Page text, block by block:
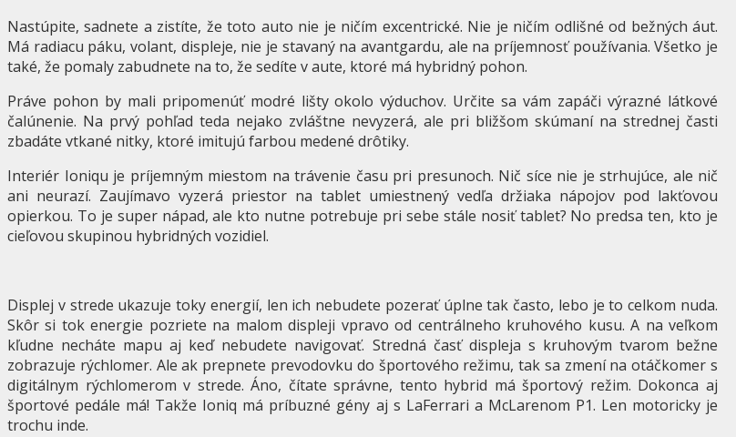
Nastúpite, sadnete a zistíte, že toto auto nie je ničím excentrické. Nie je ničím odlišné od bežných áut.
Má radiacu páku, volant, displeje, nie je stavaný na avantgardu, ale na príjemnosť používania. Všetko je
také, že pomaly zabudnete na to, že sedíte v aute, ktoré má hybridný pohon.
Práve pohon by mali pripomenúť modré lišty okolo výduchov. Určite sa vám zapáči výrazné látkové
čalúnenie. Na prvý pohľad teda nejako zvláštne nevyzerá, ale pri bližšom skúmaní na strednej časti
zbadáte vtkané nitky, ktoré imitujú farbou medené drôtiky.
Interiér Ioniqu je príjemným miestom na trávenie času pri presunoch. Nič síce nie je strhujúce, ale nič
ani neurazí. Zaujímavo vyzerá priestor na tablet umiestnený vedľa držiaka nápojov pod lakťovou
opierkou. To je super nápad, ale kto nutne potrebuje pri sebe stále nosiť tablet? No predsa ten, kto je
cieľovou skupinou hybridných vozidiel.
Displej v strede ukazuje toky energií, len ich nebudete pozerať úplne tak často, lebo je to celkom nuda.
Skôr si tok energie pozriete na malom displeji vpravo od centrálneho kruhového kusu. A na veľkom
kľudne necháte mapu aj keď nebudete navigovať. Stredná časť displeja s kruhovým tvarom bežne
zobrazuje rýchlomer. Ale ak prepnete prevodovku do športového režimu, tak sa zmení na otáčkomer s
digitálnym rýchlomerom v strede. Áno, čítate správne, tento hybrid má športový režim. Dokonca aj
športové pedále má! Takže Ioniq má príbuzné gény aj s LaFerrari a McLarenom P1. Len motoricky je
trochu inde.